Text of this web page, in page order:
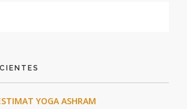
YOGA ASHRAM